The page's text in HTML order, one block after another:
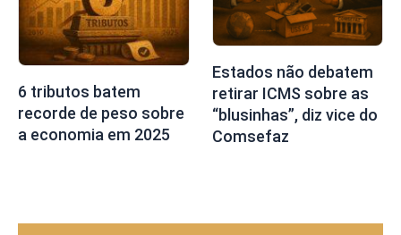
6 tributos batem
recorde de peso sobre
a economia em 2025
Estados não debatem
retirar ICMS sobre as
“blusinhas”, diz vice do
Comsefaz